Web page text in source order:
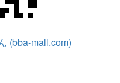
(bba-mall.com)